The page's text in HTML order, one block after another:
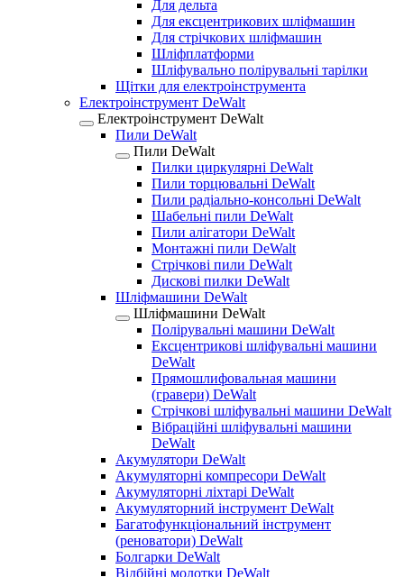
Для дельта
Для ексцентрикових шліфмашин
Для стрічкових шліфмашин
Шліфплатформи
Шліфувально полірувальні тарілки
Щітки для електроінструмента
Електроінструмент DeWalt
Електроінструмент DeWalt
Пили DeWalt
Пили DeWalt
Пилки циркулярні DeWalt
Пили торцювальні DeWalt
Пили радіально-консольні DeWalt
Шабельні пили DeWalt
Пили алігатори DeWalt
Монтажні пили DeWalt
Стрічкові пили DeWalt
Дискові пилки DeWalt
Шліфмашини DeWalt
Шліфмашини DeWalt
Полірувальні машини DeWalt
Ексцентрикові шліфувальні машини
DeWalt
Прямошлифовальная машини
(гравери) DeWalt
Стрічкові шліфувальні машини DeWalt
Вібраційні шліфувальні машини
DeWalt
Акумулятори DeWalt
Акумуляторні компресори DeWalt
Акумуляторні ліхтарі DeWalt
Акумуляторний інструмент DeWalt
Багатофункціональний інструмент
(реноватори) DeWalt
Болгарки DeWalt
Відбійні молотки DeWalt